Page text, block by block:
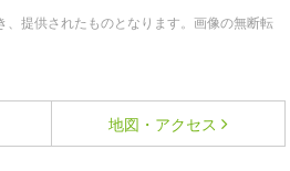
提供されたものとなります。画像の無断転
地図・アクセス